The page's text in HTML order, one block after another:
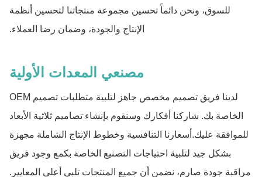
للسوق، ونحن دائماً تحسين مجموعة منتجاتنا لتحسين أنظمة
الإنتاج والجودة، وضمان رضا العملاء.
مصنعي المعدات الأولية
لدينا فريق تصميم مخصص جاهز لتلبية متطلبات تصميم OEM
الخاصة بك. شاركنا أفكارك وسنقوم بإنشاء تصاميم ثلاثية الأبعاد
للموافقة عليك.أسعارنا التنافسية وخطوط الإنتاج الشاملة مجهزة
بشكل جيد لتلبية احتياجات التصنيع الخاصة بكمع وجود فريق
مراقبة جودة صارم، نضمن أن جميع المنتجات تلبي أعلى المعايير.